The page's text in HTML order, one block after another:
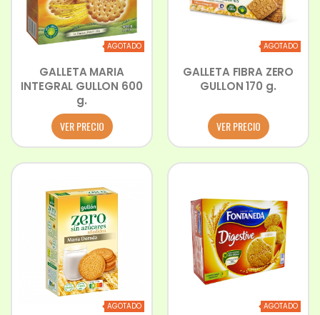
AGOTADO
GALLETA MARIA
INTEGRAL GULLON 600
g.
VER PRECIO
AGOTADO
GALLETA FIBRA ZERO
GULLON 170 g.
VER PRECIO
AGOTADO AGOTADO